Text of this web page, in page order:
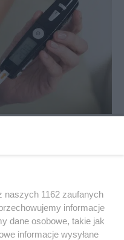
która
rola
naszych 1162 zaufanych
informacje
dane osobowe, takie jak
informacje wysyłane